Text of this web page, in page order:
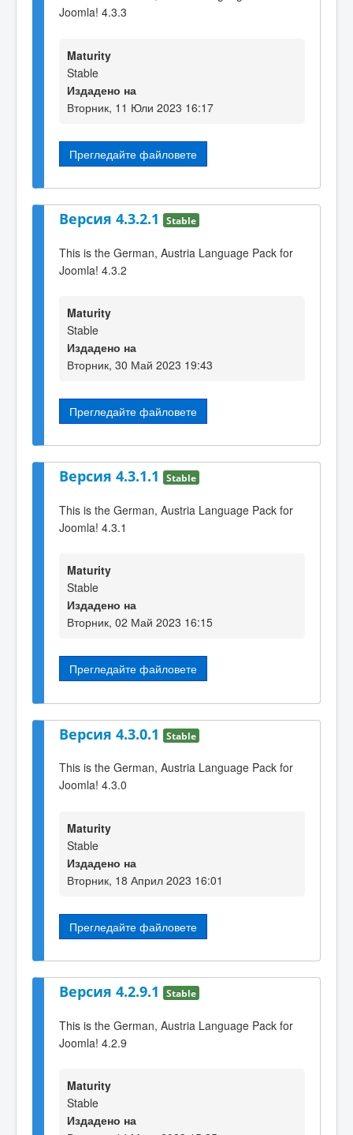
Joomla! 4.3.3
Maturity
Stable
Издадено на
Вторник, 11 Юли 2023 16:17
Прегледайте файловете
Версия 4.3.2.1 Stable
This is the German, Austria Language Pack for
Joomla! 4.3.2
Maturity
Stable
Издадено на
Вторник, 30 Май 2023 19:43
Прегледайте файловете
Версия 4.3.1.1 Stable
This is the German, Austria Language Pack for
Joomla! 4.3.1
Maturity
Stable
Издадено на
Вторник, 02 Май 2023 16:15
Прегледайте файловете
Версия 4.3.0.1 Stable
This is the German, Austria Language Pack for
Joomla! 4.3.0
Maturity
Stable
Издадено на
Вторник, 18 Април 2023 16:01
Прегледайте файловете
Версия 4.2.9.1 Stable
This is the German, Austria Language Pack for
Joomla! 4.2.9
Maturity
Stable
Издадено на